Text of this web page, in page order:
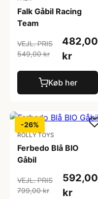
Falk Gåbil Racing
Team
VEJL. PRIS
549,00 kr
482,00
kr
Køb her
-26%
ROLLY TOYS
Ferbedo Blå BIO
Gåbil
VEJL. PRIS
799,00 kr
592,00
kr